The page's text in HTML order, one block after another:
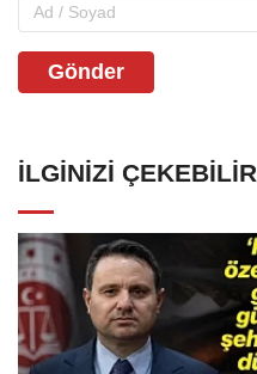
Gönder
İLGINIZI ÇEKEBILIR